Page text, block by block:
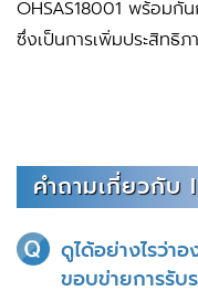
OHSAS18001 พร้อมกั
ซึ่งเป็นการเพิ่มประสิทธิ
คำถามเกี่ยวกับ
ดูได้อย่างไรว่า
ขอบข่ายการรับ